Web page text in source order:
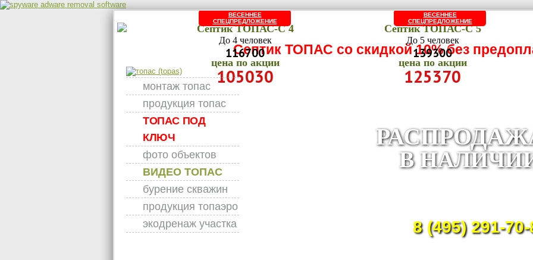
Септик ТОПАС-C 4
До 4 человек
116700
цена по акции
105030
ВЕСЕННЕЕ
СПЕЦПРЕДЛОЖЕНИЕ
Септик ТОПАС-C 5
До 5 человек
139300
цена по акции
125370
ВЕСЕННЕЕ
СПЕЦПРЕДЛОЖЕНИЕ
Септик ТОПАС со скидкой 10% без
В
8 (495) 291-
монтаж топас
продукция топас
ТОПАС ПОД
КЛЮЧ
фото объектов
ВИДЕО ТОПАС
бурение скважин
продукция топаэро
экодренаж участка